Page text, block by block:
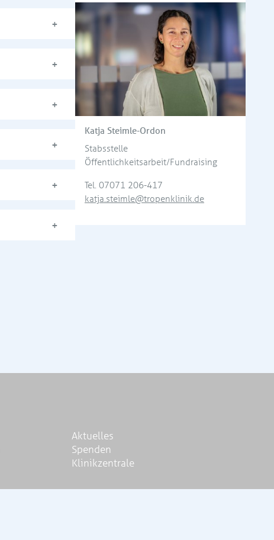
Katja Steimle-Ordon
Stabsstelle
Öffentlichkeitsarbeit/Fundraising
Tel. 07071 206-417
katja.steimle@tropenklinik.de
Aktuelles
Spenden
Klinikzentrale